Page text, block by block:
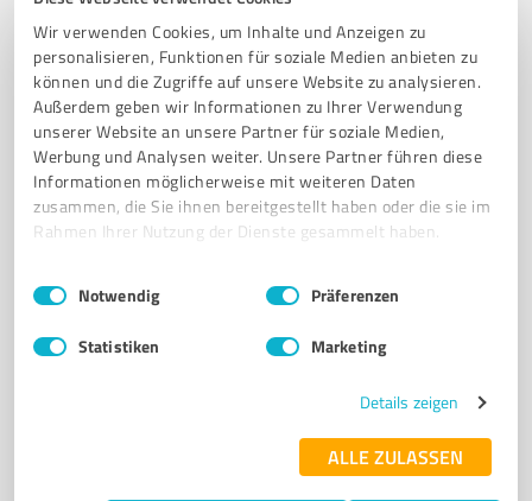
Wir verwenden Cookies, um Inhalte und Anzeigen zu
personalisieren, Funktionen für soziale Medien anbieten zu
können und die Zugriffe auf unsere Website zu analysieren.
Außerdem geben wir Informationen zu Ihrer Verwendung
unserer Website an unsere Partner für soziale Medien,
Werbung und Analysen weiter. Unsere Partner führen diese
Informationen möglicherweise mit weiteren Daten
zusammen, die Sie ihnen bereitgestellt haben oder die sie im
Rahmen Ihrer Nutzung der Dienste gesammelt haben.
Impressum Datenschutzbestimmungen
Einwilligungsauswahl
Notwendig Präferenzen
Statistiken Marketing
Details zeigen
ALLE ZULASSEN
FAMILIENBETRIEB HANDWERK INDIVIDUELLE LÖSUNGEN
Aixfeld 7, 36115 Hilders
info@rhoencloud.de dechant-putz.de/
5,00 / 5,00
5 Bewertungen (1 Quelle)
7 Handwerk
Schmuckschmiede Britta Farnung
INDIVIDUELLE ANFERTIGUNGEN
UMARBEITUNGEN REPARATUREN